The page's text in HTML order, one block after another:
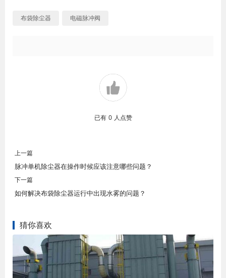
布袋除尘器 电磁脉冲阀
已有 0 人点赞
上一篇
脉冲单机除尘器在操作时候应该注意哪些问题？
下一篇
如何解决布袋除尘器运行中出现水雾的问题？
猜你喜欢